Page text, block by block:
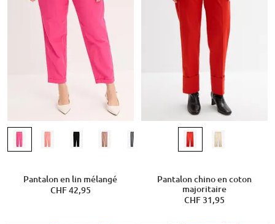
Pantalon en lin mélangé
CHF 42,95
Pantalon chino en coton
majoritaire
CHF 31,95